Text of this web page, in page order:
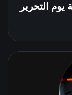
التحرير